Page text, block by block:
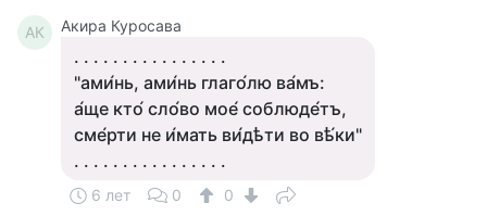
АК Акира Куросава
. . . . . . . . . . . . . . . .
"ами́нь, ами́нь глаго́лю ва́мъ:
а́ще кто́ сло́во мое́ соблюде́тъ,
сме́рти не и́мать ви́дѣти во вѣ́ки"
. . . . . . . . . . . . . . . .
6 лет 0 0